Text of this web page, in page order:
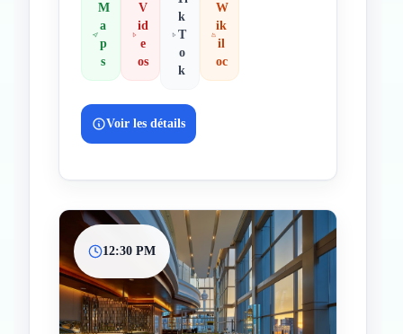
M
a
p
s
V
id
e
os
k
T
o
k
W
ik
il
oc
Voir les détails
12:30 PM